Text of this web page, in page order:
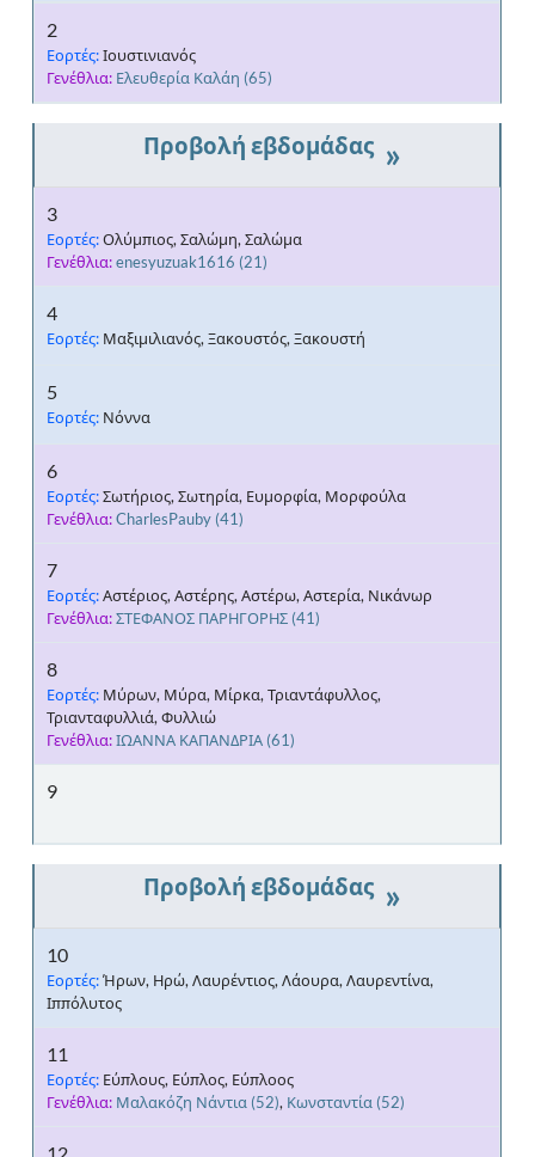
2
Εορτές:Ιουστινιανός
Γενέθλια: Ελευθερία Καλάη (65)
»
3
Εορτές:Ολύμπιος, Σαλώμη, Σαλώμα
Γενέθλια:enesyuzuak1616 (21)
4
Εορτές: Μαξιμιλιανός, Ξακουστός, Ξακουστή
5
Εορτές: Νόννα
6
Εορτές:Σωτήριος, Σωτηρία, Ευμορφία, Μορφούλα
Γενέθλια:CharlesPauby (41)
7
Εορτές:Αστέριος, Αστέρης, Αστέρω, Αστερία, Νικάνωρ
Γενέθλια:ΣΤΕΦΑΝΟΣ ΠΑΡΗΓΟΡΗΣ (41)
8
Εορτές: Μύρων, Μύρα, Μίρκα, Τριαντάφυλλος,
Τριανταφυλλιά, Φυλλιώ
Γενέθλια:ΙΩΑΝΝΑ ΚΑΠΑΝΔΡΙΑ (61)
9
»
10
Εορτές:Ήρων, Ηρώ, Λαυρέντιος, Λάουρα, Λαυρεντίνα,
Ιππόλυτος
11
Εορτές: Εύπλους, Εύπλος, Εύπλοος
Γενέθλια: Μαλακόζη Νάντια (52), Κωνσταντία (52)